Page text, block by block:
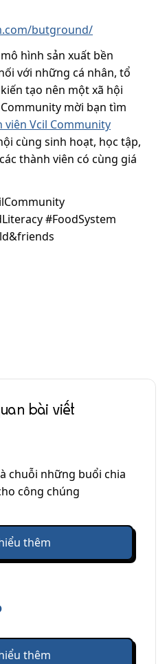
butground/
hình sản xuất bền
với những cá nhân, tổ
tạo nên một xã hội
mời bạn tìm
viên Vcil Community
cùng sinh hoạt, học tập,
thành viên có cùng giá
#FoodSystem
bài viết
chuỗi những buổi chia
công chúng
thêm
thêm